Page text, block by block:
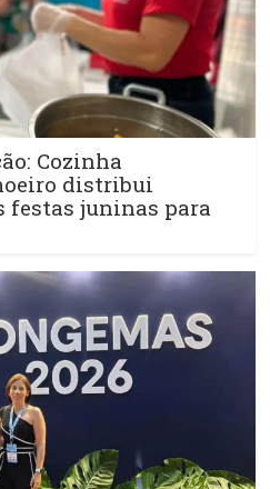
Cozinha
distribui
festas juninas para